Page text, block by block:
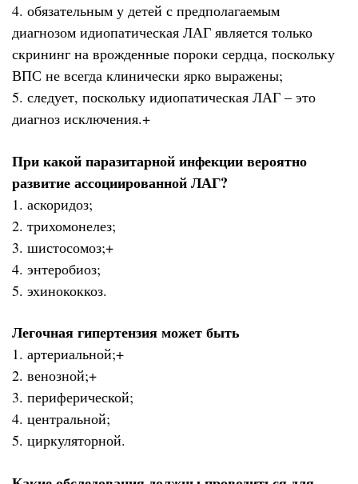
4. обязательным у детей с предполагаемым
диагнозом идиопатическая ЛАГ является только
скрининг на врожденные пороки сердца, поскольку
ВПС не всегда клинически ярко выражены;
5. следует, поскольку идиопатическая ЛАГ – это
диагноз исключения.+
При какой паразитарной инфекции вероятно
развитие ассоциированной ЛАГ?
1. аскоридоз;
2. трихомонелез;
3. шистосомоз;+
4. энтеробиоз;
5. эхинококкоз.
Легочная гипертензия может быть
1. артериальной;+
2. венозной;+
3. периферической;
4. центральной;
5. циркуляторной.